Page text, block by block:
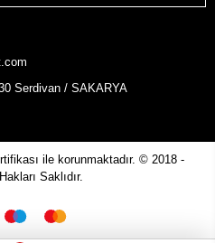
Serdivan / SAKARYA
ile korunmaktadır. © 2018 -
Saklıdır.